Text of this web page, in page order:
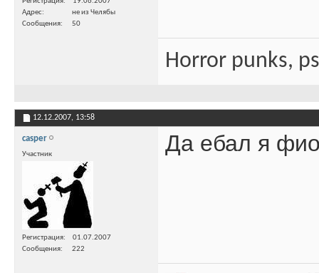
Адрес
не из Челябы
Сообщения
50
Horror punks,
12.12.2007, 13:58
casper
Участник
Регистрация
01.07.2007
Сообщения
222
Да ебал я